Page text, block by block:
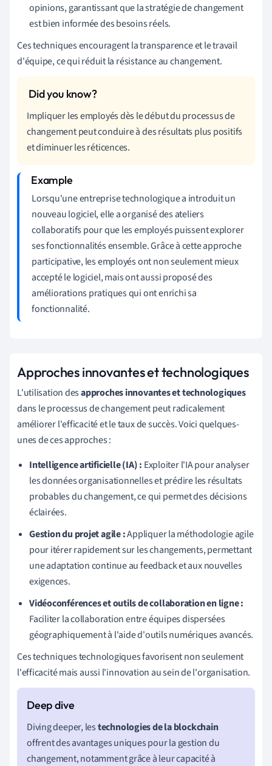
opinions, garantissant que la stratégie de changement
est bien informée des besoins réels.
Ces techniques encouragent la transparence et le travail
d'équipe, ce qui réduit la résistance au changement.
Impliquer les employés dès le début du processus de
changement peut conduire à des résultats plus positifs
et diminuer les réticences.
Lorsqu'une entreprise technologique a introduit un
nouveau logiciel, elle a organisé des ateliers
collaboratifs pour que les employés puissent explorer
ses fonctionnalités ensemble. Grâce à cette approche
participative, les employés ont non seulement mieux
accepté le logiciel, mais ont aussi proposé des
améliorations pratiques qui ont enrichi sa
fonctionnalité.
Approches innovantes et technologiques
L'utilisation desapproches innovantes et technologiques
dans le processus de changement peut radicalement
améliorer l'efficacité et le taux de succès. Voici quelques-
unes de ces approches :
Intelligence artificielle (IA) : Exploiter l'IA pour analyser
les données organisationnelles et prédire les résultats
probables du changement, ce qui permet des décisions
éclairées.
Gestion du projet agile :Appliquer la méthodologie agile
pour itérer rapidement sur les changements, permettant
une adaptation continue au feedback et aux nouvelles
exigences.
Vidéoconférences et outils de collaboration en ligne :
Faciliter la collaboration entre équipes dispersées
géographiquement à l'aide d'outils numériques avancés.
Ces techniques technologiques favorisent non seulement
l'efficacité mais aussi l'innovation au sein de l'organisation.
Diving deeper, lestechnologies de la blockchain
offrent des avantages uniques pour la gestion du
changement, notamment grâce à leur capacité à